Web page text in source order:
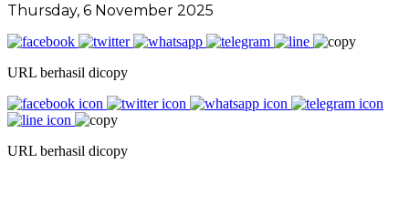
Thursday, 6 November 2025
URL berhasil dicopy
URL berhasil dicopy